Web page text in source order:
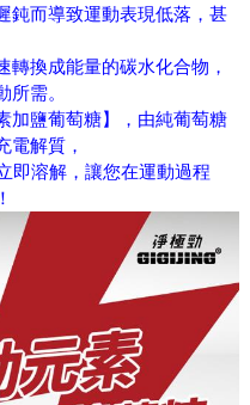
鈍而導致運動表現低落，甚
轉換成能量的碳水化合物，
需。
加鹽葡萄糖】，由純葡萄糖
電解質，
即溶解，讓您在運動過程